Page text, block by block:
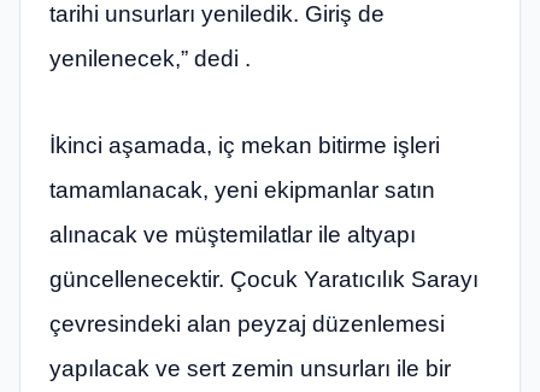
tarihi unsurları yeniledik. Giriş de
yenilenecek,” dedi .
İkinci aşamada, iç mekan bitirme işleri
tamamlanacak, yeni ekipmanlar satın
alınacak ve müştemilatlar ile altyapı
güncellenecektir. Çocuk Yaratıcılık Sarayı
çevresindeki alan peyzaj düzenlemesi
yapılacak ve sert zemin unsurları ile bir